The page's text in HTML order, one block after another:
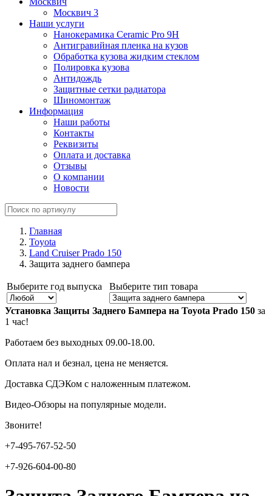
Москвич 3
Наши услуги
Нанокерамика Ceramic Pro 9H
Антигравийная пленка на кузов
Обработка кузова жидким стеклом
Полировка кузова
Антидождь
Защитные сетки радиатора
Шиномонтаж
Информация
Наши работы
Контакты
Реквизиты
Оплата и доставка
Отзывы
О компании
Новости
Главная
Toyota
Land Cruiser Prado 150
Защита заднего бампера
Выберите год выпуска Выберите тип товара
Установка Защиты Заднего Бампера на Toyota Prado 150 за
1 час!
Работаем без выходных 09.00-18.00.
Оплата нал и безнал, цена не меняется.
Доставка СДЭКом с наложенным платежом.
Видео-Обзоры на популярные модели.
Звоните!
+7-495-767-52-50
+7-926-604-00-80